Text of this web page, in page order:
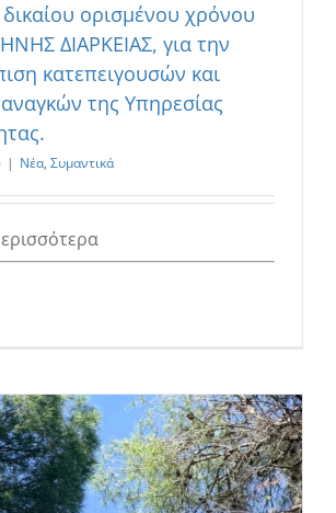
δικαίου ορισμένου χρόνου
ΔΙΑΡΚΕΙΑΣ, για την
κατεπειγουσών και
της Υπηρεσίας
| Νέα, Συμαντικά